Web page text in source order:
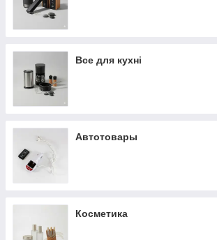
Все для кухні
Автотовары
Косметика